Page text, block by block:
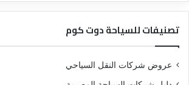
تصنيفات للسياحة دوت كوم
عروض شركات النقل السياحي